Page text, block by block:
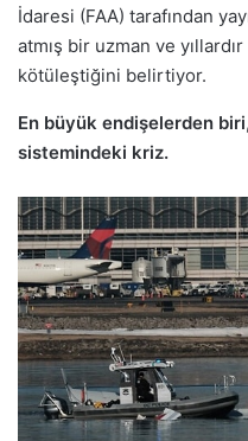
İdaresi (FAA) tarafından
atmış bir uzman ve
kötüleştiğini belirtiyor.
En büyük endişelerden
sistemindeki kriz.